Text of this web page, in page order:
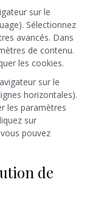
sur le
Sélectionnez
avancés. Dans
de contenu.
les cookies.
sur le
horizontales).
les paramètres
sur
pouvez
de